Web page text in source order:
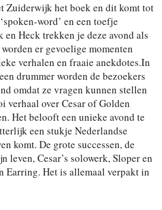
Zuiderwijk het boek en dit komt tot
word’ en een toefje
Heck trekken je deze avond als
er gevoelige momenten
verhalen en fraaie anekdotes.In
drummer worden de bezoekers
omdat ze vragen kunnen stellen
verhaal over Cesar of Golden
Het belooft een unieke avond te
een stukje Nederlandse
komt. De grote successen, de
leven, Cesar’s solowerk, Sloper en
Earring. Het is allemaal verpakt in